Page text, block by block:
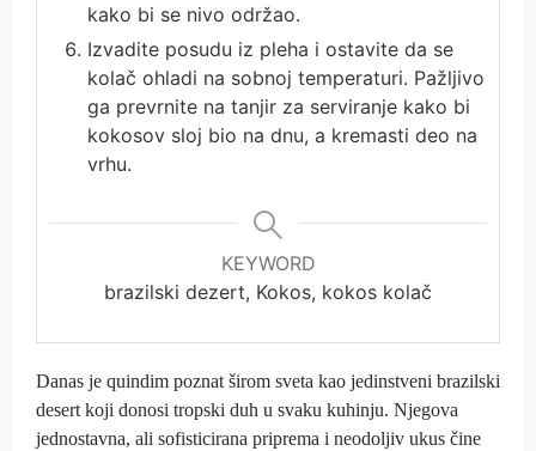
kako bi se nivo održao.
Izvadite posudu iz pleha i ostavite da se
kolač ohladi na sobnoj temperaturi. Pažljivo
ga prevrnite na tanjir za serviranje kako bi
kokosov sloj bio na dnu, a kremasti deo na
vrhu.
KEYWORD
brazilski dezert, Kokos, kokos kolač
Danas je quindim poznat širom sveta kao jedinstveni brazilski
desert koji donosi tropski duh u svaku kuhinju. Njegova
jednostavna, ali sofisticirana priprema i neodoljiv ukus čine